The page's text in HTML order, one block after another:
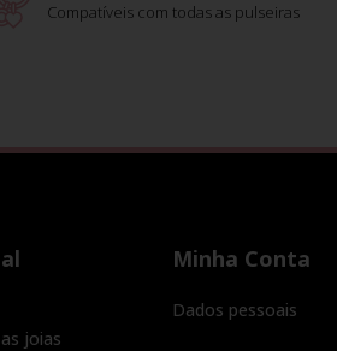
Compatíveis com todas as pulseiras
joias
Minha Conta
Dados pessoais